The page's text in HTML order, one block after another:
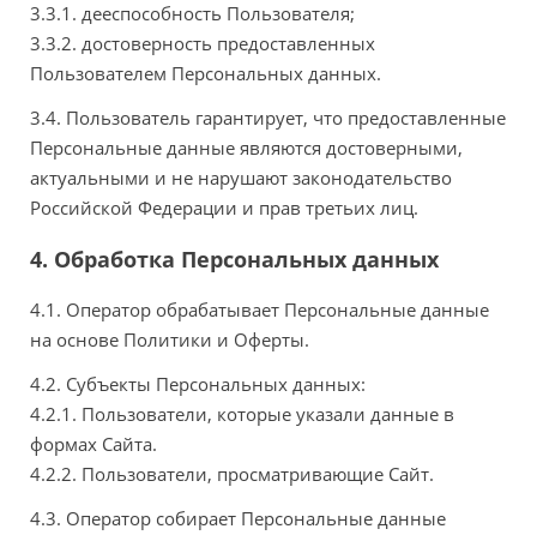
3.3.1. дееспособность Пользователя;
3.3.2. достоверность предоставленных
Пользователем Персональных данных.
3.4. Пользователь гарантирует, что предоставленные
Персональные данные являются достоверными,
актуальными и не нарушают законодательство
Российской Федерации и прав третьих лиц.
4. Обработка Персональных данных
4.1. Оператор обрабатывает Персональные данные
на основе Политики и Оферты.
4.2. Субъекты Персональных данных:
4.2.1. Пользователи, которые указали данные в
формах Сайта.
4.2.2. Пользователи, просматривающие Сайт.
4.3. Оператор собирает Персональные данные